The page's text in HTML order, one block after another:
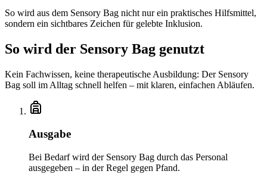
So wird aus dem Sensory Bag nicht nur ein praktisches Hilfsmittel,
sondern ein sichtbares Zeichen für gelebte Inklusion.
So wird der Sensory Bag genutzt
Kein Fachwissen, keine therapeutische Ausbildung: Der Sensory
Bag soll im Alltag schnell helfen – mit klaren, einfachen Abläufen.
Ausgabe
Bei Bedarf wird der Sensory Bag durch das Personal
ausgegeben – in der Regel gegen Pfand.